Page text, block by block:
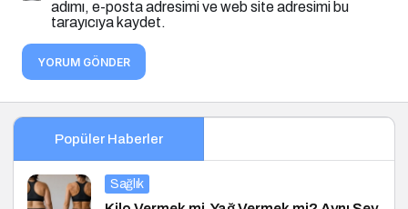
adımı, e-posta adresimi ve web site adresimi bu
tarayıcıya kaydet.
YORUM GÖNDER
Popüler Haberler
Sağlık